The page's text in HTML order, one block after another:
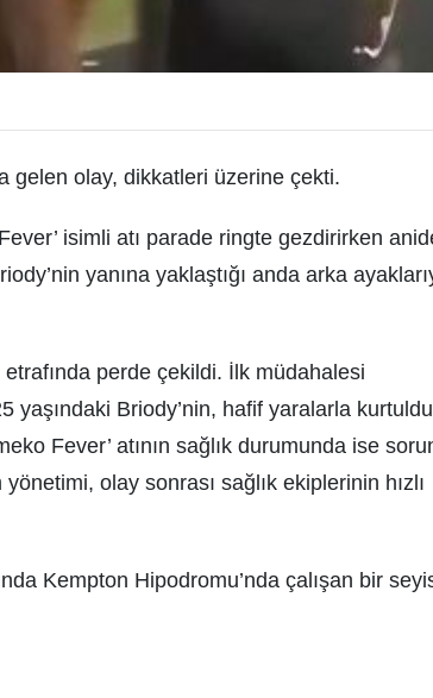
gelen olay, dikkatleri üzerine çekti.
isimli atı parade ringte gezdirirken
yanına yaklaştığı anda arka
etrafında perde çekildi. İlk müdahalesi
yaşındaki Briody’nin, hafif yaralarla
Fever’ atının sağlık durumunda ise
olay sonrası sağlık ekiplerinin hızlı
Kempton Hipodromu’nda çalışan bir